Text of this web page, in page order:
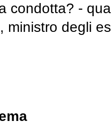
condotta? -
ministro degli